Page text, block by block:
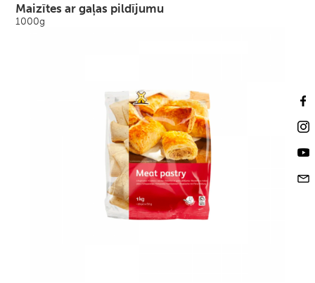
Maizītes ar gaļas pildījumu
1000g